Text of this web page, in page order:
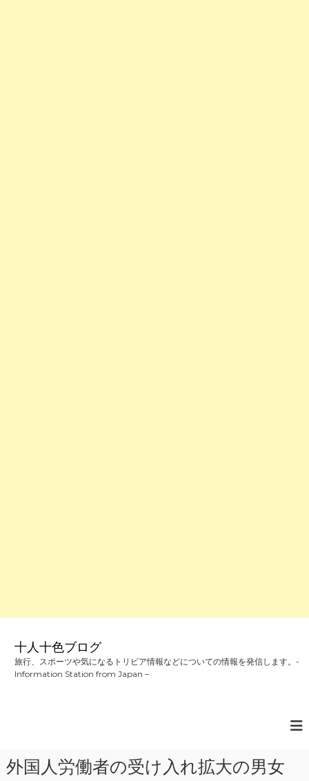
十人十色ブログ
旅行、スポーツや気になるトリビア情報などについての情報を発信します。-
Information Station from Japan –
外国人労働者の受け入れ拡大の男女